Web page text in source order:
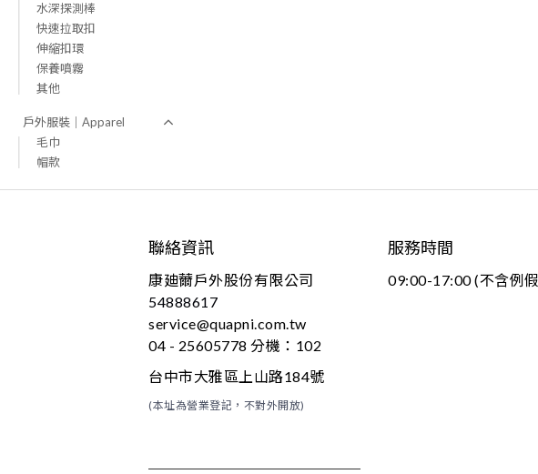
水深探測棒
快速拉取扣
伸縮扣環
保養噴霧
其他
戶外服裝｜Apparel
毛巾
帽款
聯絡資訊
康廸薾戶外股份有限公司
54888617
service@quapni.com.tw
04 - 25605778 分機：102
台中市大雅區上山路184號
(本址為營業登記，不對外開放)
服務時間
09:00-17:00 (不含例